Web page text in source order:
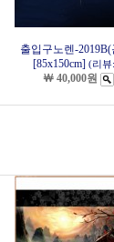
출입구노렌-2019B(
[85x150cm] (리뷰
￦ 40,000원